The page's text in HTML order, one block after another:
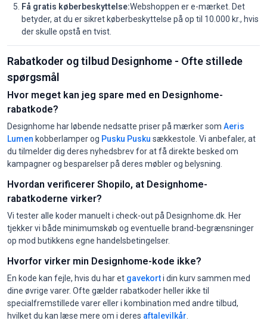
Få gratis køberbeskyttelse:Webshoppen er e-mærket. Det
betyder, at du er sikret køberbeskyttelse på op til 10.000 kr., hvis
der skulle opstå en tvist.
Rabatkoder og tilbud Designhome - Ofte stillede
spørgsmål
Hvor meget kan jeg spare med en Designhome-
rabatkode?
Designhome har løbende nedsatte priser på mærker som Aeris
Lumen kobberlamper og Pusku Pusku sækkestole. Vi anbefaler, at
du tilmelder dig deres nyhedsbrev for at få direkte besked om
kampagner og besparelser på deres møbler og belysning.
Hvordan verificerer Shopilo, at Designhome-
rabatkoderne virker?
Vi tester alle koder manuelt i check-out på Designhome.dk. Her
tjekker vi både minimumskøb og eventuelle brand-begrænsninger
op mod butikkens egne handelsbetingelser.
Hvorfor virker min Designhome-kode ikke?
En kode kan fejle, hvis du har et gavekorti din kurv sammen med
dine øvrige varer. Ofte gælder rabatkoder heller ikke til
specialfremstillede varer eller i kombination med andre tilbud,
hvilket du kan læse mere om i deres aftalevilkår